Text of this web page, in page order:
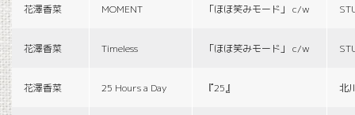
花澤香菜 MOMENT 「ほほ笑みモード」 c/w
花澤香菜 Timeless 「ほほ笑みモード」 c/w
花澤香菜 25 Hours a Day 『25』 北